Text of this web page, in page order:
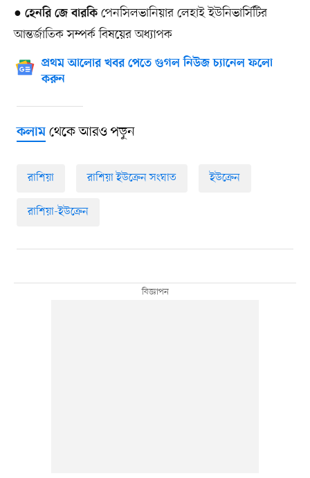
● হেনরি জে বারকিপেনসিলভানিয়ার লেহাই ইউনিভার্সিটির
আন্তর্জাতিক সম্পর্ক বিষয়ের অধ্যাপক
প্রথম আলোর খবর পেতে গুগল নিউজ চ্যানেল ফলো
করুন
কলামথেকে আরও পড়ুন
রাশিয়া রাশিয়া ইউক্রেন সংঘাত ইউক্রেন
রাশিয়া-ইউক্রেন